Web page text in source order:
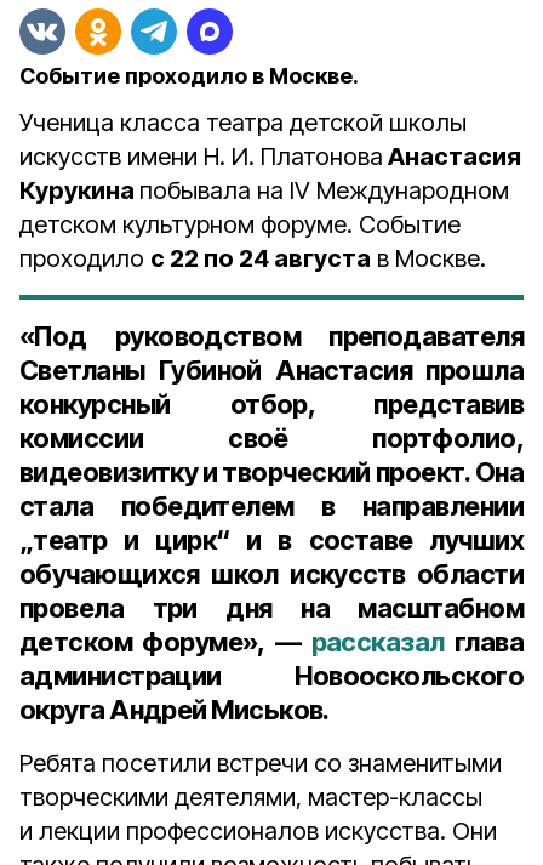
Событие проходило в Москве.
Ученица класса театра детской школы
искусств имени Н. И. Платонова Анастасия
Курукина побывала на IV Международном
детском культурном форуме. Событие
проходило с 22 по 24 августа в Москве.
«Под руководством преподавателя
Светланы Губиной Анастасия прошла
конкурсный отбор, представив
комиссии своё портфолио,
видеовизитку и творческий проект. Она
стала победителем в направлении
„театр и цирк“ и в составе лучших
обучающихся школ искусств области
провела три дня на масштабном
детском форуме», — рассказал глава
администрации Новооскольского
округа Андрей Миськов.
Ребята посетили встречи со знаменитыми
творческими деятелями, мастер-классы
и лекции профессионалов искусства. Они